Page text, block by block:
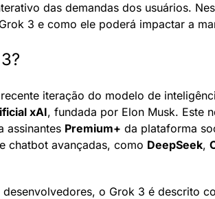
das demandas dos usuários.
3 e como ele poderá impactar a
iteração do modelo de
xAI, fundada por Elon Musk. Este
assinantes Premium+ da plataforma
chatbot avançadas, como DeepSeek,
o Grok 3 é descrito